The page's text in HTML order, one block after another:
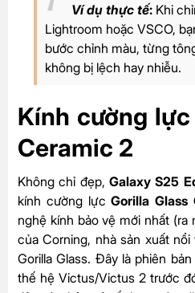
Ví dụ thực tế: Khi
Lightroom hoặc VSCO,
bước chỉnh màu, từng
không bị lệch hay nhiễu.
Kính cường
Ceramic 2
Không chỉ đẹp, Galaxy S25
kính cường lực Gorilla Glass
nghệ kính bảo vệ mới nhất
của Corning, nhà sản xuất
Gorilla Glass. Đây là phiên
thế hệ Victus/Victus 2 trước